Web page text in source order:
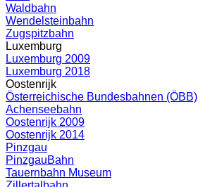
Waldbahn
Wendelsteinbahn
Zugspitzbahn
Luxemburg
Luxemburg 2009
Luxemburg 2018
Oostenrijk
Österreichische Bundesbahnen (ÖBB)
Achenseebahn
Oostenrijk 2009
Oostenrijk 2014
Pinzgau
PinzgauBahn
Tauernbahn Museum